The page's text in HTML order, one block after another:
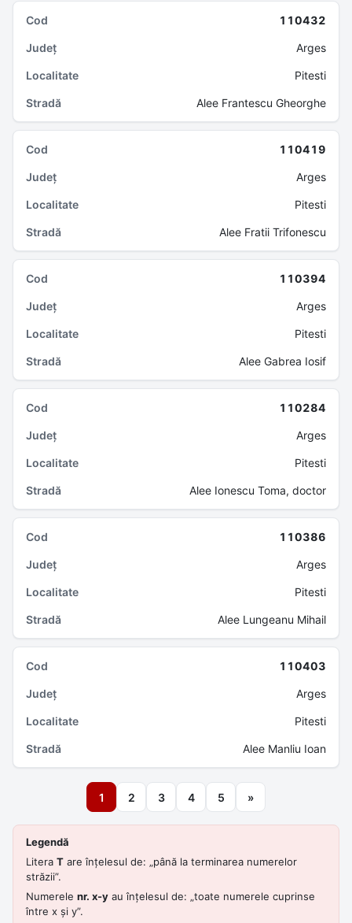
110432
Arges
Pitesti
Alee Frantescu Gheorghe
110419
Arges
Pitesti
Alee Fratii Trifonescu
110394
Arges
Pitesti
Alee Gabrea Iosif
110284
Arges
Pitesti
Alee Ionescu Toma, doctor
110386
Arges
Pitesti
Alee Lungeanu Mihail
110403
Arges
Pitesti
Alee Manliu Ioan
1 2 3 4 5 »
Legendă
Litera T are înțelesul de: „până la terminarea numerelor
străzii”.
Numerele nr. x-y au înțelesul de: „toate numerele cuprinse
între x și y”.